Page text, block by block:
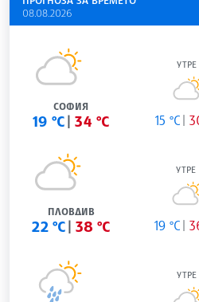
08.08.2026
СОФИЯ
19 °C 34 °C
УТРЕ
15 °C
ПЛОВДИВ
22 °C 38 °C
УТРЕ
19 °C
УТРЕ